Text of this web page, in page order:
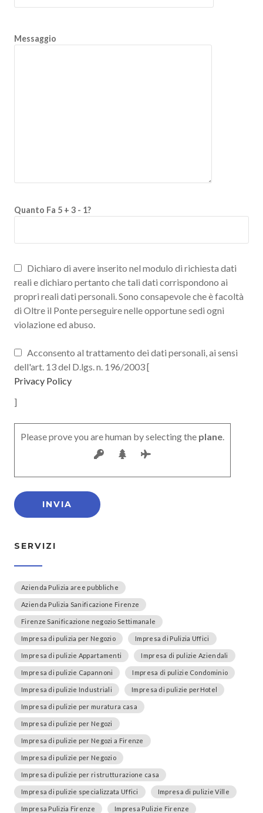
Messaggio
Quanto Fa 5 + 3 - 1?
Dichiaro di avere inserito nel modulo di richiesta dati
reali e dichiaro pertanto che tali dati corrispondono ai
propri reali dati personali. Sono consapevole che è facoltà
di Oltre il Ponte perseguire nelle opportune sedi ogni
violazione ed abuso.
Acconsento al trattamento dei dati personali, ai sensi
dell'art. 13 del D.lgs. n. 196/2003 [
Privacy Policy
]
Please prove you are human by selecting the plane.
SERVIZI
Azienda Pulizia aree pubbliche
Azienda Pulizia Sanificazione Firenze
Firenze Sanificazione negozio Settimanale
Impresa di pulizia per Negozio Impresa di Pulizia Uffici
Impresa di pulizie Appartamenti Impresa di pulizie Aziendali
Impresa di pulizie Capannoni Impresa di pulizie Condominio
Impresa di pulizie Industriali Impresa di pulizie perHotel
Impresa di pulizie per muratura casa
Impresa di pulizie per Negozi
Impresa di pulizie per Negozi a Firenze
Impresa di pulizie per Negozio
Impresa di pulizie per ristrutturazione casa
Impresa di pulizie specializzata Uffici Impresa di pulizie Ville
Impresa Pulizia Firenze Impresa Pulizie Firenze